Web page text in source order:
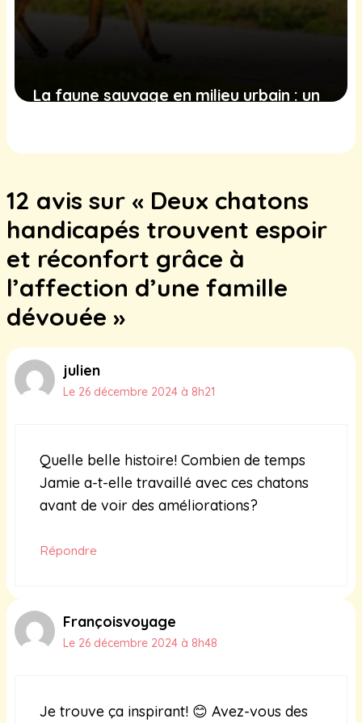
La faune sauvage en milieu urbain : un
16 février 2025
12 avis sur « Deux chatons
handicapés trouvent espoir
et réconfort grâce à
l’affection d’une famille
dévouée »
julien
Le 26 décembre 2024 à 8h21
Quelle belle histoire! Combien de temps
Jamie a-t-elle travaillé avec ces chatons
avant de voir des améliorations?
Répondre
Françoisvoyage
Le 26 décembre 2024 à 8h48
Je trouve ça inspirant! 😊 Avez-vous des